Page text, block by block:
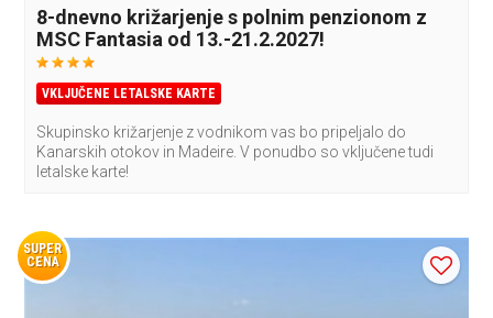
8-dnevno križarjenje s polnim penzionom z
MSC Fantasia od 13.-21.2.2027!
VKLJUČENE LETALSKE KARTE
Skupinsko križarjenje z vodnikom vas bo pripeljalo do
Kanarskih otokov in Madeire. V ponudbo so vključene tudi
letalske karte!
SUPER
CENA